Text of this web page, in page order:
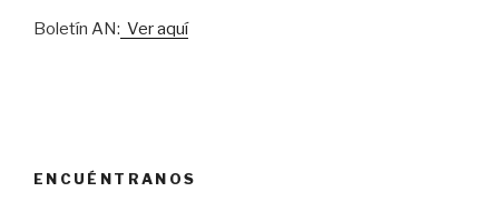
Boletín AN: Ver aquí
ENCUÉNTRANOS